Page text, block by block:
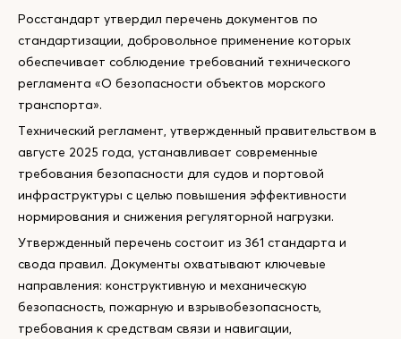
Росстандарт утвердил перечень документов по
стандартизации, добровольное применение которых
обеспечивает соблюдение требований технического
регламента «О безопасности объектов морского
транспорта».
Технический регламент, утвержденный правительством в
августе 2025 года, устанавливает современные
требования безопасности для судов и портовой
инфраструктуры с целью повышения эффективности
нормирования и снижения регуляторной нагрузки.
Утвержденный перечень состоит из 361 стандарта и
свода правил. Документы охватывают ключевые
направления: конструктивную и механическую
безопасность, пожарную и взрывобезопасность,
требования к средствам связи и навигации,